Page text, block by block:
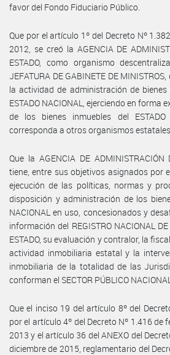
favor del Fondo Fiduciario Público.
Que por el artículo 1º del Decreto Nº
2012, se creó la AGENCIA DE
ESTADO, como organismo
JEFATURA DE GABINETE DE
la actividad de administración de bienes
ESTADO NACIONAL, ejerciendo en forma
de los bienes inmuebles del
corresponda a otros organismos estatales.
Que la AGENCIA DE ADMINISTRACIÓN
tiene, entre sus objetivos asignados por
ejecución de las políticas, normas y
disposición y administración de los
NACIONAL en uso, concesionados y
información del REGISTRO NACIONAL DE
ESTADO, su evaluación y contralor, la
actividad inmobiliaria estatal y la
inmobiliaria de la totalidad de las
conforman el SECTOR PÚBLICO NACIONAL.
Que el inciso 19 del artículo 8º del
por el artículo 4º del Decreto Nº 1.416 de
2013 y el artículo 36 del ANEXO del
diciembre de 2015, reglamentario del